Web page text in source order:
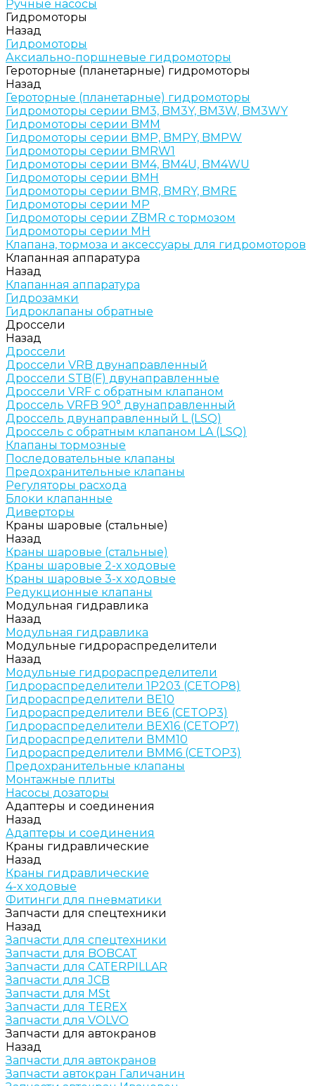
Ручные насосы
Гидромоторы
Назад
Гидромоторы
Аксиально-поршневые гидромоторы
Героторные (планетарные) гидромоторы
Назад
Героторные (планетарные) гидромоторы
Гидромоторы серии BM3, BM3Y, BM3W, BM3WY
Гидромоторы серии BMM
Гидромоторы серии BMP, BMPY, BMPW
Гидромоторы серии BMRW1
Гидромоторы серии BМ4, BM4U, BМ4WU
Гидромоторы серии BМH
Гидромоторы серии BМR, BMRY, BМRE
Гидромоторы серии MP
Гидромоторы серии ZBMR с тормозом
Гидромоторы серии МH
Клапана, тормоза и аксессуары для гидромоторов
Клапанная аппаратура
Назад
Клапанная аппаратура
Гидрозамки
Гидроклапаны обратные
Дроссели
Назад
Дроссели
Дроссели VRB двунаправленный
Дроссели STB(F) двунаправленные
Дроссели VRF с обратным клапаном
Дроссель VRFB 90° двунаправленный
Дроссель двунаправленный L (LSQ)
Дроссель с обратным клапаном LA (LSQ)
Клапаны тормозные
Последовательные клапаны
Предохранительные клапаны
Регуляторы расхода
Блоки клапанные
Диверторы
Краны шаровые (стальные)
Назад
Краны шаровые (стальные)
Краны шаровые 2-х ходовые
Краны шаровые 3-х ходовые
Редукционные клапаны
Модульная гидравлика
Назад
Модульная гидравлика
Модульные гидрораспределители
Назад
Модульные гидрораспределители
Гидрораспределители 1Р203 (CETOP8)
Гидрораспределители ВЕ10
Гидрораспределители ВЕ6 (CETOP3)
Гидрораспределители ВЕХ16 (CETOP7)
Гидрораспределители ВММ10
Гидрораспределители ВММ6 (CETOP3)
Предохранительные клапаны
Монтажные плиты
Насосы дозаторы
Адаптеры и соединения
Назад
Адаптеры и соединения
Краны гидравлические
Назад
Краны гидравлические
4-х ходовые
Фитинги для пневматики
Запчасти для спецтехники
Назад
Запчасти для спецтехники
Запчасти для BOBCAT
Запчасти для CATERPILLAR
Запчасти для JCB
Запчасти для MSt
Запчасти для TEREX
Запчасти для VOLVO
Запчасти для автокранов
Назад
Запчасти для автокранов
Запчасти автокран Галичанин